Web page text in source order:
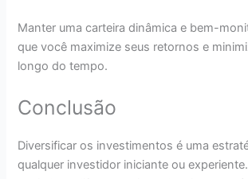
Manter uma carteira dinâmica e bem-
que você maximize seus retornos e
longo do tempo.
Conclusão
Diversificar os investimentos é uma
qualquer investidor iniciante ou